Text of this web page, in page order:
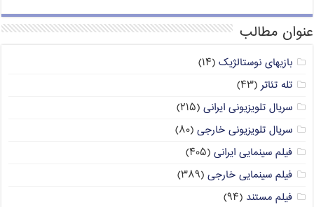
عنوان مطالب
بازیهای نوستالژیک (۱۴)
تله تئاتر (۴۳)
سریال تلویزیونی ایرانی (۲۱۵)
سریال تلویزیونی خارجی (۸۰)
فیلم سینمایی ایرانی (۴۰۵)
فیلم سینمایی خارجی (۳۸۹)
فیلم مستند (۹۴)